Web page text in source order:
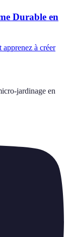
Durable en
à créer
jardinage en